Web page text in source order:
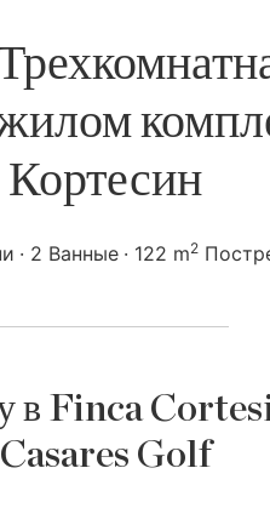
Кортесин
2 Ванные 122 m2
в Finca
Casares Golf